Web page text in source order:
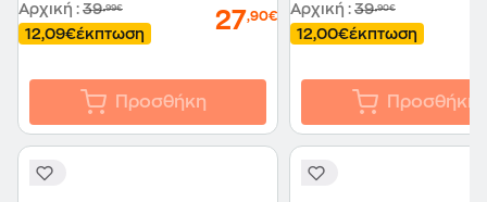
Αρχική : 39,99€
12,09€έκπτωση 27,90€
Προσθήκη
Αρχική : 39,90€
12,00€έκπτωση
Προσθήκη